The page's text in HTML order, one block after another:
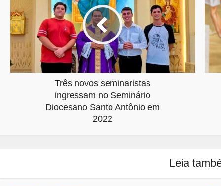
Três novos seminaristas
ingressam no Seminário
Diocesano Santo Antônio em
2022
Leia